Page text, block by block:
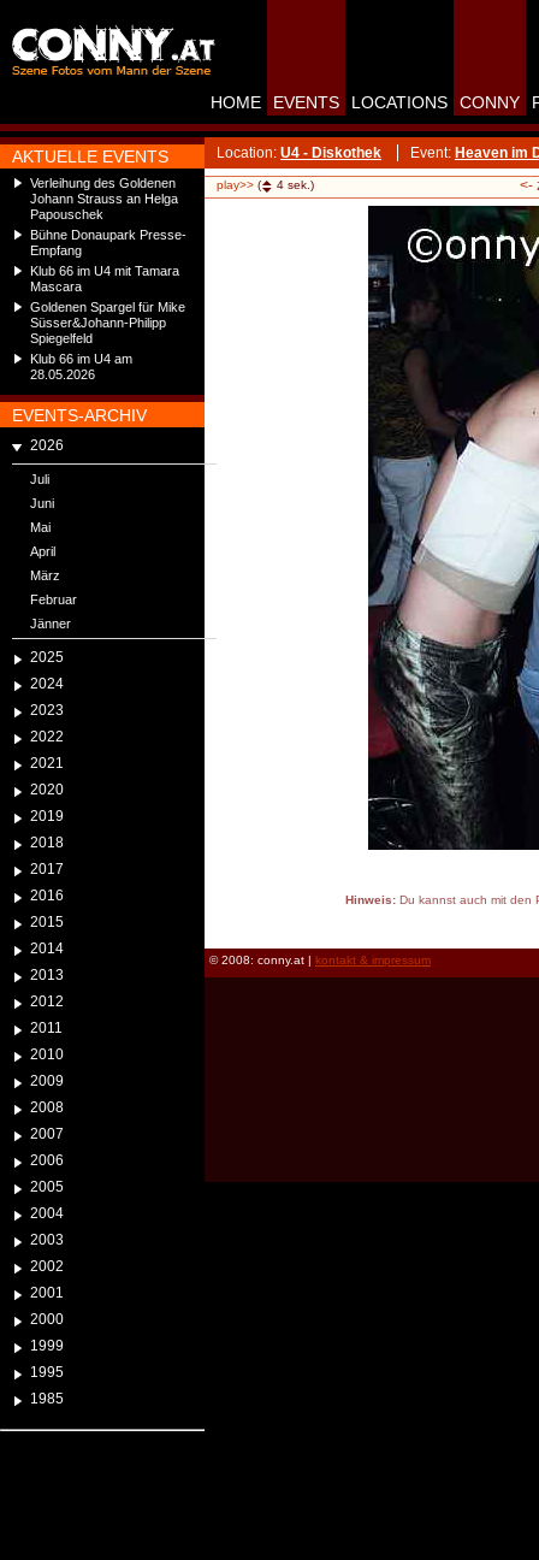
AKTUELLE EVENTS
Verleihung des Goldenen
Johann Strauss an Helga
Papouschek
Bühne Donaupark Presse-
Empfang
Klub 66 im U4 mit Tamara
Mascara
Goldenen Spargel für Mike
Süsser&Johann-Philipp
Spiegelfeld
Klub 66 im U4 am
28.05.2026
EVENTS-ARCHIV
2026
Juli
Juni
Mai
April
März
Februar
Jänner
2025
2024
2023
2022
2021
2020
2019
2018
2017
2016
2015
2014
2013
2012
2011
2010
2009
2008
2007
2006
2005
2004
2003
2002
2001
2000
1999
1995
1985
HOME EVENTS LOCATIONS CONNY
Location: U4 - Diskothek Event: Heaven im
play>> ( 4 sek.) <-
Hinweis:Du kannst auch mit den
© 2008: conny.at | kontakt & impressum